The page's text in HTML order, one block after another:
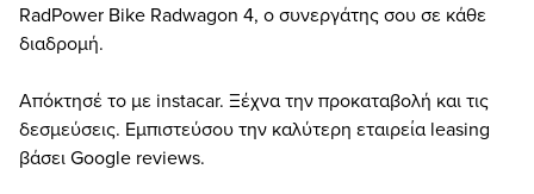
RadPower Bike Radwagon 4, ο συνεργάτης σου σε κάθε
διαδρομή.
Απόκτησέ το με instacar. Ξέχνα την προκαταβολή και τις
δεσμεύσεις. Εμπιστεύσου την καλύτερη εταιρεία leasing
βάσει Google reviews.